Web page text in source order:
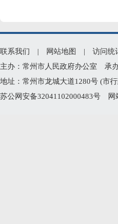
联系我们 | 网站地图 | 访问统
主办：常州市人民政府办公室 承
地址：常州市龙城大道1280号 (市
苏公网安备32041102000483号 网